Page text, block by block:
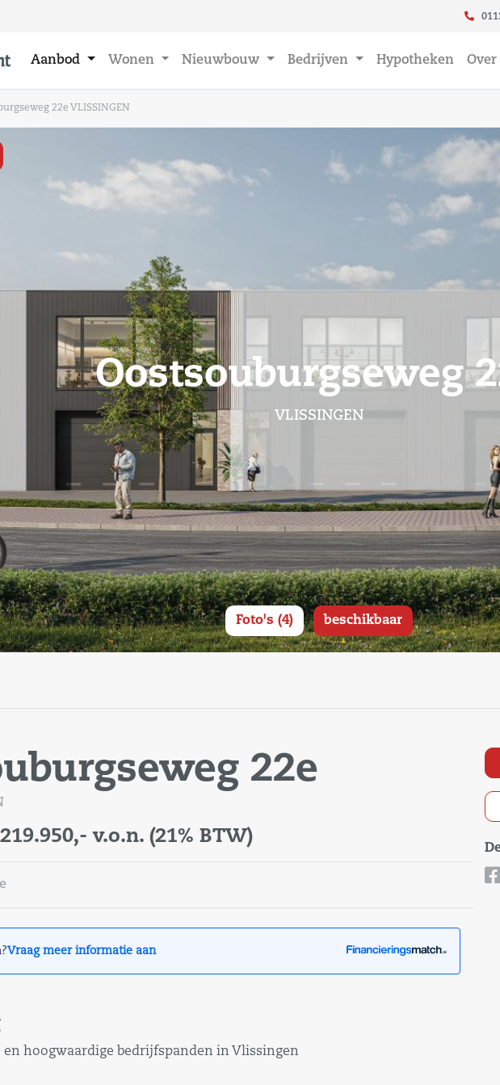
Aanbod Wonen Nieuwbouw Bedrijven Hypotheken
22e VLISSINGEN
Oostsouburgseweg
VLISSINGEN
Foto's (4) beschikbaar
22e
v.o.n. (21% BTW)
Vraag meer informatie aan
en hoogwaardige bedrijfspanden in Vlissingen